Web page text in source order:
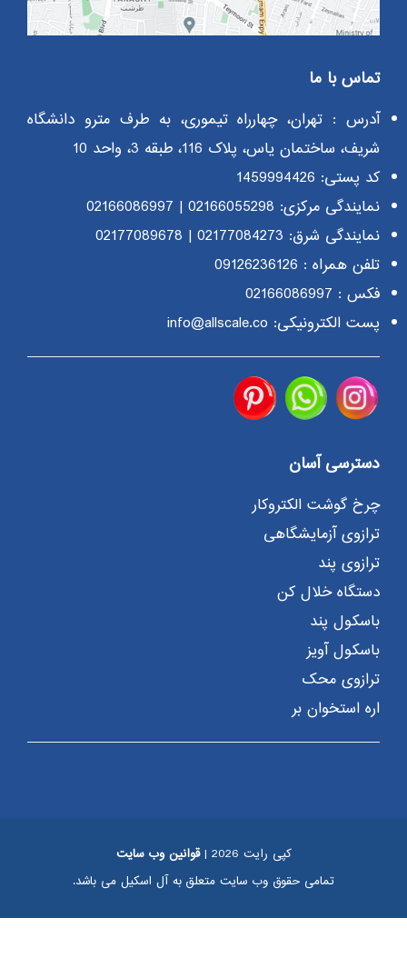
تماس با ما
آدرس : تهران، چهارراه تیموری، به طرف مترو دانشگاه
شریف، ساختمان یاس، پلاک 116، طبقه 3، واحد 10
کد پستی: 1459994426
نمایندگی مرکزی: 02166055298
|
02166086997
نمایندگی شرق: 02177084273
|
02177089678
تلفن همراه : 09126236126
فکس : 02166086997
پست الکترونیکی: info@allscale.co
دسترسی آسان
چرخ گوشت الکتروکار
ترازوی آزمایشگاهی
ترازوی پند
دستگاه خلال کن
باسکول پند
باسکول آویز
ترازوی محک
اره استخوان بر
کپی رایت 2026 |
قوانین وب سایت
تمامی حقوق وب سایت متعلق به آل اسکیل می باشد.